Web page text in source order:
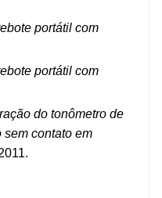
portátil com
portátil com
do tonômetro de
sem contato em